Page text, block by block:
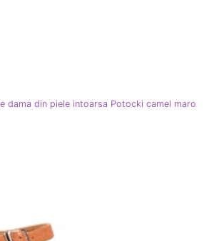
dama din piele intoarsa Potocki camel maro